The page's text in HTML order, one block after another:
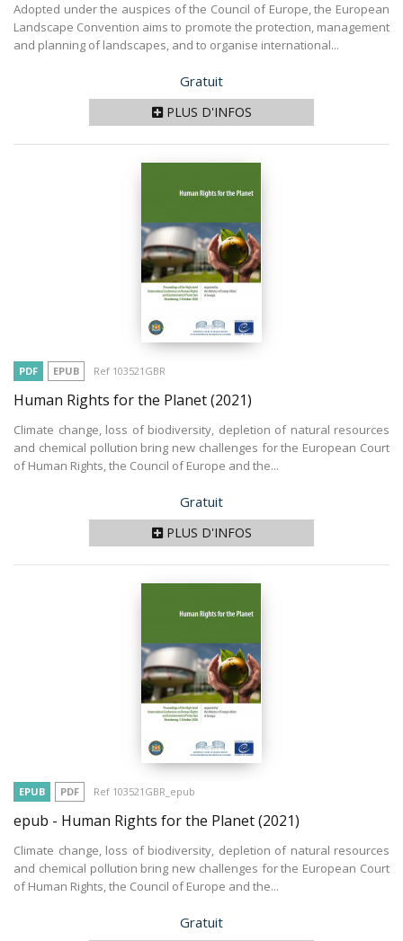
Adopted under the auspices of the Council of Europe, the European
Landscape Convention aims to promote the protection, management
and planning of landscapes, and to organise international...
Prix
Gratuit
PLUS D'INFOS
PDF EPUB Ref 103521GBR
Human Rights for the Planet(2021)
Climate change, loss of biodiversity, depletion of natural resources
and chemical pollution bring new challenges for the European Court
of Human Rights, the Council of Europe and the...
Prix
Gratuit
PLUS D'INFOS
EPUB PDF Ref 103521GBR_epub
epub - Human Rights for the Planet(2021)
Climate change, loss of biodiversity, depletion of natural resources
and chemical pollution bring new challenges for the European Court
of Human Rights, the Council of Europe and the...
Prix
Gratuit